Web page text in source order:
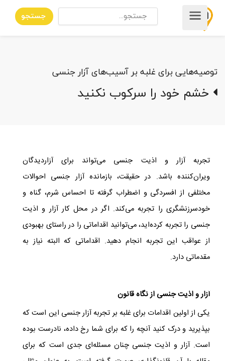
جستجو
توصیه‌هایی برای غلبه بر آسیب‌های آزار جنسی
خشم خود را سرکوب نکنید
تجربه آزار و اذیت جنسی می‌تواند برای آزاردیدگان
ویران‌کننده باشد. در حقیقت، بازمانده آزار جنسی احوالات
مختلفی از افسردگی و اضطراب گرفته تا احساس شرم، گناه و
خودسرزنشگری را تجربه می‌کند. اگر در محل کار آزار و اذیت
جنسی را تجربه کرده‌اید، می‌توانید اقداماتی را در راستای بهبودی
از عواقب این تجربه انجام دهید. اقداماتی که البته نیاز به
مقدماتی دارد.
آزار و اذیت جنسی از نگاه قانون
یکی از اولین اقدامات برای غلبه بر تجربه آزار جنسی این است که
بپذیرید و درک کنید آنچه را که برای شما رخ داده، نادرست بوده
است. آزار و اذیت جنسی چنان مسئله‌ای جدی است که برای